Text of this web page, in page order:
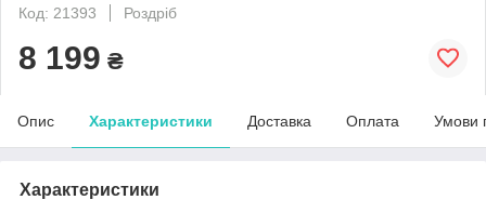
Код: 21393
Роздріб
8 199 ₴
Опис Характеристики Доставка Оплата Умови
Характеристики